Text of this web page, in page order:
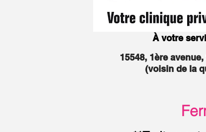
À votre
15548, 1ère
(voisin de la